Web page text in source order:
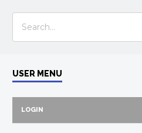
USER MENU
LOGIN